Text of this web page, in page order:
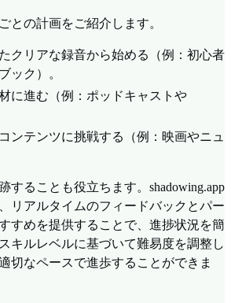
との計画をご紹介します。
クリアな録音から始める（例：初心者
ック）。
に進む（例：ポッドキャストや
ンテンツに挑戦する（例：映画やニュ
することも役立ちます。shadowing.app
リアルタイムのフィードバックとパー
すめを提供することで、進捗状況を簡
キルレベルに基づいて難易度を調整し
切なペースで進歩することができま